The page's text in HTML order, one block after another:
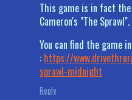
This game is in fact
Cameron's "The Sprawl".
You can find the game
: https://
sprawl-midnight
Reply